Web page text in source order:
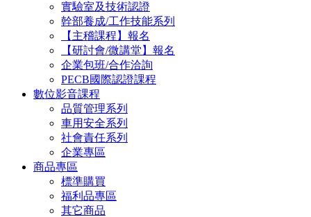
實驗室及技術認證
幹部養成/工作技能系列
【主稽課程】報名
【研討會/微講堂】報名
企業包班/合作洽詢
PECB國際認證課程
數位影音課程
品質管理系列
車用安全系列
社會責任系列
企業專區
商品專區
標準購買
福利品專區
其它商品